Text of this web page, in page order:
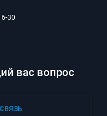
30
вас вопрос